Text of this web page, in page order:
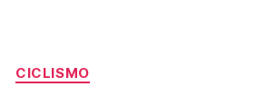
Categorías
CICLISMO